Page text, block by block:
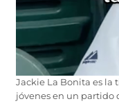
Jackie La Bonita es la
jóvenes en un partido